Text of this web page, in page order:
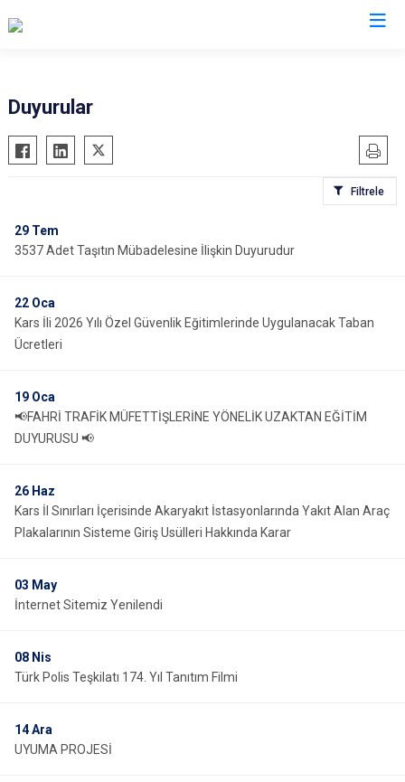
Duyurular
Filtrele
29 Tem
3537 Adet Taşıtın Mübadelesine İlişkin Duyurudur
22 Oca
Kars İli 2026 Yılı Özel Güvenlik Eğitimlerinde Uygulanacak Taban
Ücretleri
19 Oca
📢FAHRİ TRAFİK MÜFETTİŞLERİNE YÖNELİK UZAKTAN EĞİTİM
DUYURUSU 📢
26 Haz
Kars İl Sınırları İçerisinde Akaryakıt İstasyonlarında Yakıt Alan Araç
Plakalarının Sisteme Giriş Usülleri Hakkında Karar
03 May
İnternet Sitemiz Yenilendi
08 Nis
Türk Polis Teşkilatı 174. Yıl Tanıtım Filmi
14Ara
UYUMA PROJESİ